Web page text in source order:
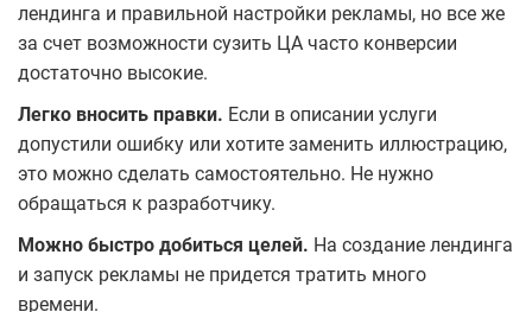
лендинга и правильной настройки рекламы, но все же
за счет возможности сузить ЦА часто конверсии
достаточно высокие.
Легко вносить правки. Если в описании услуги
допустили ошибку или хотите заменить иллюстрацию,
это можно сделать самостоятельно. Не нужно
обращаться к разработчику.
Можно быстро добиться целей. На создание лендинга
и запуск рекламы не придется тратить много
времени.